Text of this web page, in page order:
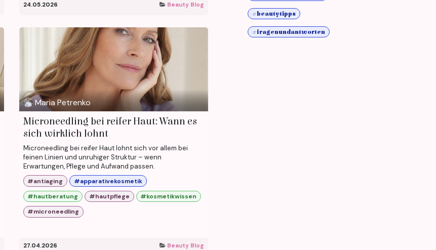
24.05.2026 Beauty Blog
Maria Petrenko
Microneedling bei reifer Haut: Wann es
sich wirklich lohnt
Microneedling bei reifer Haut lohnt sich vor allem bei
feinen Linien und unruhiger Struktur – wenn
Erwartungen, Pflege und Aufwand passen.
#antiaging
#apparativekosmetik
#hautberatung
#hautpflege
#kosmetikwissen
#microneedling
27.04.2026 Beauty Blog
#beautytipps
#fragenundantworten